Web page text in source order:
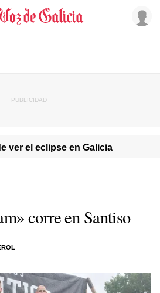
ver el eclipse en Galicia
corre en Santiso